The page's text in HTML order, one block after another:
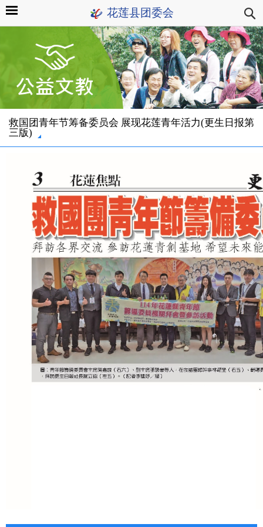
花莲县团委会
救国团青年节筹备委员会 展现花莲青年活力(更生日报第
三版)